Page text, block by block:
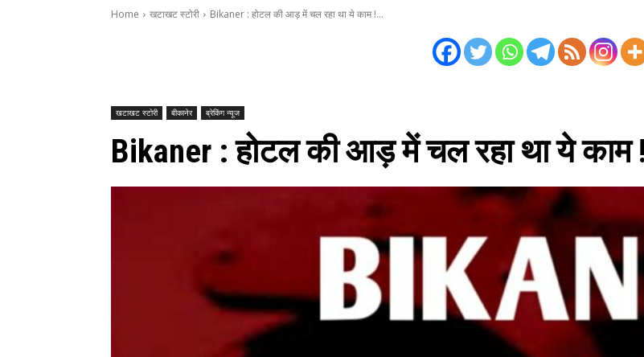
Home खटाखट स्टोरी Bikaner : होटल की आड़ में चल रहा था ये काम !...
खटाखट स्टोरी बीकानेर ब्रेकिंग न्यूज
Bikaner : होटल की आड़ में चल रहा था ये काम !